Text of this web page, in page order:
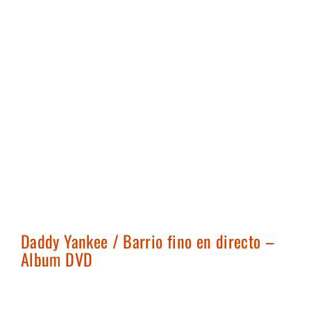
Daddy Yankee / Barrio fino en directo –
Album DVD